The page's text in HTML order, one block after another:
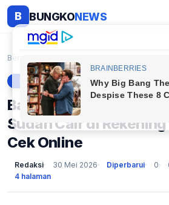
B BUNGKONEWS
Beranda
BERITA
Bansos Juni 2026:
Sudah Cair di
Cek Online
Redaksi 30 Mei 2026 Diperbarui 0
4 halaman